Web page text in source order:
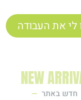
לי את העבודה
NEW
חדש באתר